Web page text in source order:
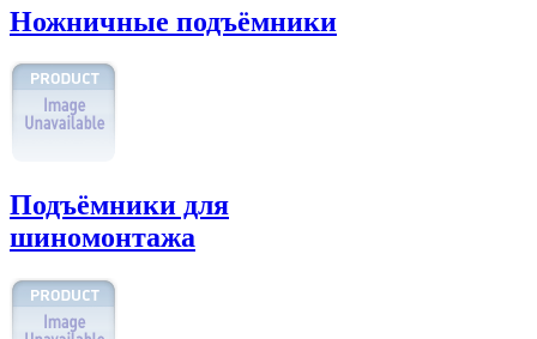
Ножничные подъёмники
Подъёмники для
шиномонтажа